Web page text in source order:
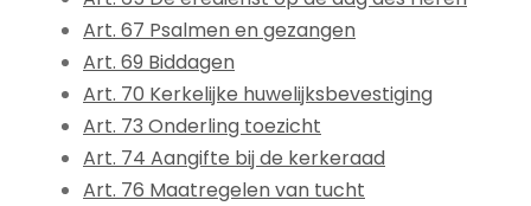
Art. 67 Psalmen en gezangen
Art. 69 Biddagen
Art. 70 Kerkelijke huwelijksbevestiging
Art. 73 Onderling toezicht
Art. 74 Aangifte bij de kerkeraad
Art. 76 Maatregelen van tucht